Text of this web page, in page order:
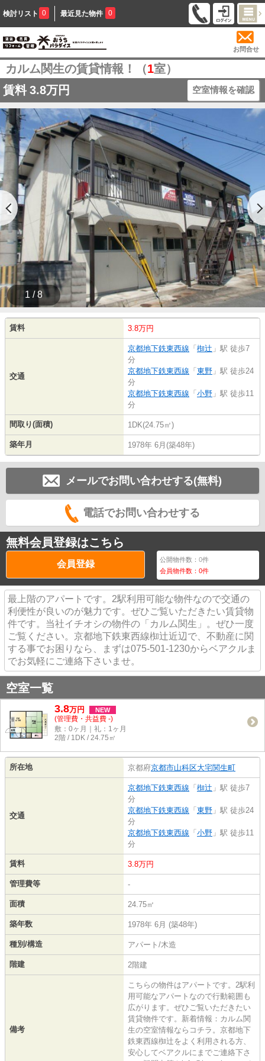
検討リスト 0 最近見た物件 0
お問合せ
カルム関生の賃貸情報！（1室）
賃料 3.8万円 空室情報を確認
1 / 8
賃料 3.8万円
交通
京都地下鉄東西線 「 椥辻 」駅 徒歩7
分
京都地下鉄東西線 「 東野 」駅 徒歩24
分
京都地下鉄東西線 「 小野 」駅 徒歩11
分
間取り(面積) 1DK(24.75㎡)
築年月 1978年 6月(築48年)
メールでお問い合わせする(無料)
電話でお問い合わせする
無料会員登録はこちら
会員登録 公開物件数：0件
会員物件数：0件
最上階のアパートです。2駅利用可能な物件なので交通の
利便性が良いのが魅力です。ぜひご覧いただきたい賃貸物
件です。当社イチオシの物件の「カルム関生」。ぜひ一度
ご覧ください。京都地下鉄東西線椥辻近辺で、不動産に関
する事でお困りなら、まずは075-501-1230からベアクルま
でお気軽にご連絡下さいませ。
空室一覧
3.8万円 NEW
(管理費・共益費 -)
敷：0ヶ月｜礼：1ヶ月
2階 / 1DK / 24.75㎡
所在地 京都府京都市山科区大宅関生町
交通
京都地下鉄東西線 「 椥辻 」駅 徒歩7
分
京都地下鉄東西線 「 東野 」駅 徒歩24
分
京都地下鉄東西線 「 小野 」駅 徒歩11
分
賃料 3.8万円
管理費等 -
面積 24.75㎡
築年数 1978年 6月 (築48年)
種別/構造 アパート/木造
階建 2階建
備考
こちらの物件はアパートです。2駅利
用可能なアパートなので行動範囲も
広がります。ぜひご覧いただきたい
賃貸物件です。新着情報：カルム関
生の空室情報ならコチラ。京都地下
鉄東西線椥辻をよく利用される方、
安心してベアクルにまでご連絡下さ